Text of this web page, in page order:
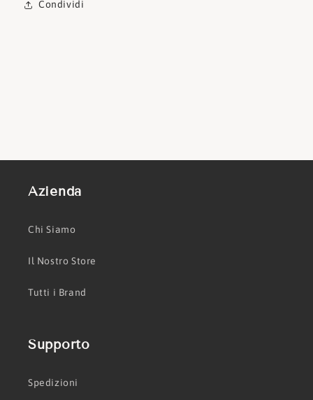
Condividi
Azienda
Chi Siamo
Il Nostro Store
Tutti i Brand
Supporto
Spedizioni